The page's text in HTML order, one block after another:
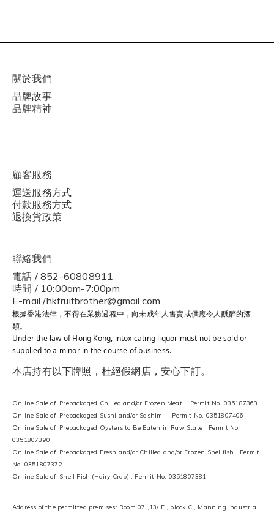
關於我們
品牌故事
品牌精神
顧客服務
運送服務方式
付款服務方式
退換貨政策
聯絡我們
電話 / 852-60808911
時間 / 10:00am-7:00pm
E-mail /hkfruitbrother@gmail.com
根據香港法律，不得在業務過程中，向未成年人售賣或供應令人醺醉的酒
類。
Under the law of Hong Kong, intoxicating liquor must not be sold or
supplied to a minor in the course of business.
本店持有以下牌照，杜絕假網店，安心下訂。
Online Sale of Prepackaged Chilled and/or Frozen Meat : Permit No. 035187363
Online Sale of Prepackaged Sushi and/or Sashimi : Permit No. 0351807406
Online Sale of Prepackaged Oysters to Be Eaten in Raw State : Permit No.
0351807390
Online Sale of Prepackaged Fresh and/or Chilled and/or Frozen Shellfish : Permit
No. 0351807372
Online Sale of Shell Fish (Hairy Crab) : Permit No. 0351807381
Address of the permitted premises: Room 07 ,13/ F , block C , Manning Industrial